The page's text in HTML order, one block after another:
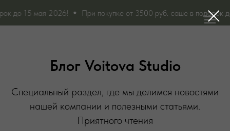
2026! При покупке от 3500 руб. саше в подарок до 15 мая
Блог Voitova Studio
Специальный раздел, где мы делимся новостями
нашей компании и полезными статьями.
Приятного чтения